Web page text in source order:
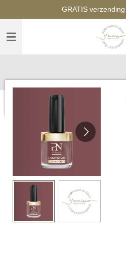
naar
hoofdinhoud
GRATIS